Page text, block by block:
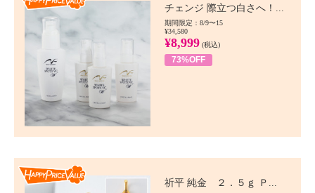
チェンジ 際立つ白さへ！...
期間限定：8/9〜15
¥34,580
¥8,999 (税込)
73%OFF
祈平 純金 ２．５ｇ Ｐ...